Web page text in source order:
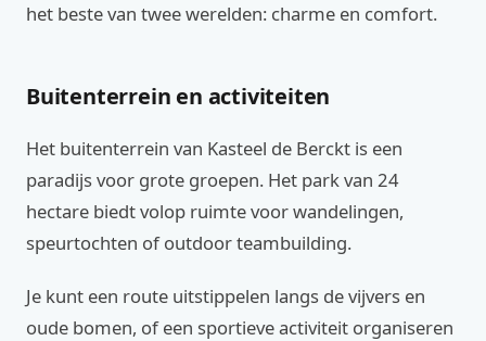
het beste van twee werelden: charme en comfort.
Buitenterrein en activiteiten
Het buitenterrein van Kasteel de Berckt is een
paradijs voor grote groepen. Het park van 24
hectare biedt volop ruimte voor wandelingen,
speurtochten of outdoor teambuilding.
Je kunt een route uitstippelen langs de vijvers en
oude bomen, of een sportieve activiteit organiseren